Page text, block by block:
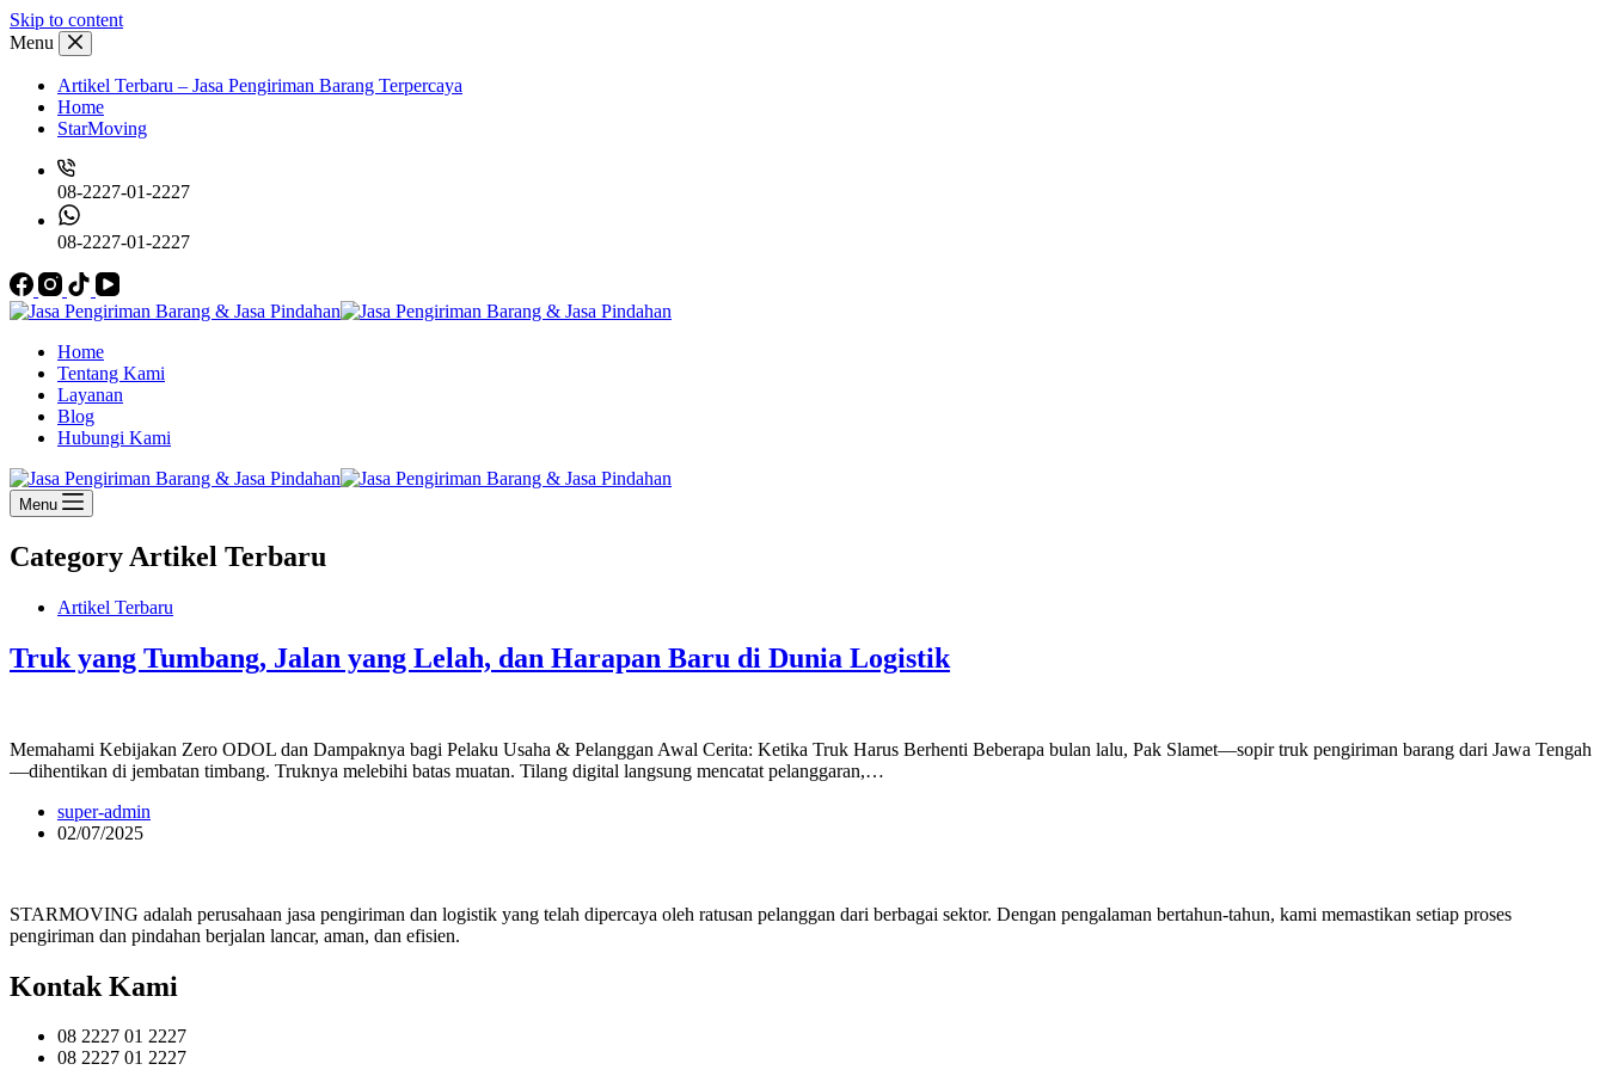
Skip to content
Menu
Artikel Terbaru – Jasa Pengiriman Barang Terpercaya
Home
StarMoving
08-2227-01-2227
08-2227-01-2227
Home
Tentang Kami
Layanan
Blog
Hubungi Kami
Menu
Category Artikel Terbaru
Artikel Terbaru
Truk yang Tumbang, Jalan yang Lelah, dan Harapan Baru di Dunia Logistik
Memahami Kebijakan Zero ODOL dan Dampaknya bagi Pelaku Usaha & Pelanggan Awal Cerita: Ketika Truk Harus Berhenti Beberapa bulan lalu, Pak Slamet—sopir truk pengiriman barang dari Jawa Tengah
—dihentikan di jembatan timbang. Truknya melebihi batas muatan. Tilang digital langsung mencatat pelanggaran,…
super-admin
02/07/2025
STARMOVING adalah perusahaan jasa pengiriman dan logistik yang telah dipercaya oleh ratusan pelanggan dari berbagai sektor. Dengan pengalaman bertahun-tahun, kami memastikan setiap proses
pengiriman dan pindahan berjalan lancar, aman, dan efisien.
Kontak Kami
08 2227 01 2227
08 2227 01 2227